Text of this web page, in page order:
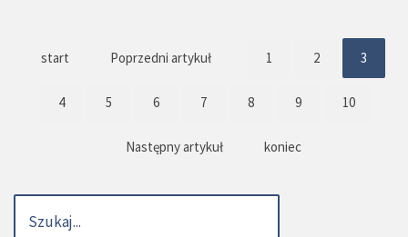
start Poprzedni artykuł 1 2 3
4 5 6 7 8 9 10
Następny artykuł koniec